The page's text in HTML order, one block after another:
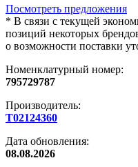
Посмотреть предложения
* В связи с текущей
позиций некоторых
о возможности поставки
Номенклатурный номер:
795729787
Производитель:
Т02124360
Дата обновления:
08.08.2026